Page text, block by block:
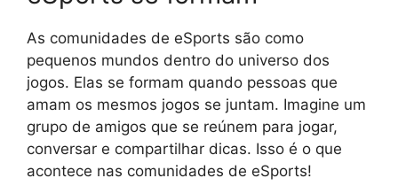
As comunidades de eSports são como
pequenos mundos dentro do universo dos
jogos. Elas se formam quando pessoas que
amam os mesmos jogos se juntam. Imagine um
grupo de amigos que se reúnem para jogar,
conversar e compartilhar dicas. Isso é o que
acontece nas comunidades de eSports!